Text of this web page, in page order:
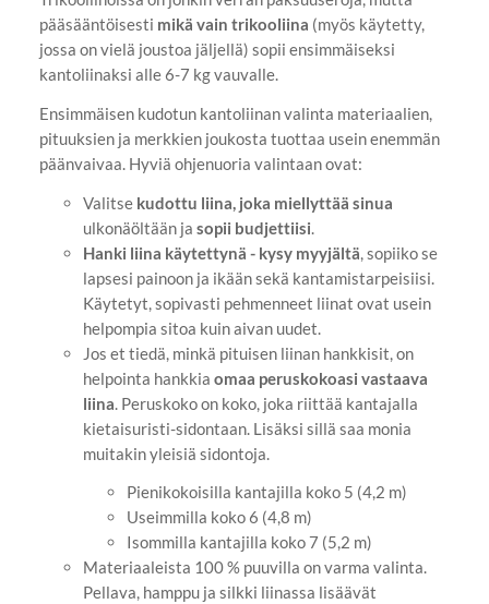
pääsääntöisesti mikä vain trikooliina (myös käytetty,
jossa on vielä joustoa jäljellä) sopii ensimmäiseksi
kantoliinaksi alle 6-7 kg vauvalle.
Ensimmäisen kudotun kantoliinan valinta materiaalien,
pituuksien ja merkkien joukosta tuottaa usein enemmän
päänvaivaa. Hyviä ohjenuoria valintaan ovat:
Valitse kudottu liina, joka miellyttää sinua
ulkonäöltään ja sopii budjettiisi
Hanki liina käytettynä - kysy myyjältä , sopiiko se
lapsesi painoon ja ikään sekä kantamistarpeisiisi.
Käytetyt, sopivasti pehmenneet liinat ovat usein
helpompia sitoa kuin aivan uudet.
Jos et tiedä, minkä pituisen liinan hankkisit, on
helpointa hankkia omaa peruskokoasi vastaava
liina . Peruskoko on koko, joka riittää kantajalla
kietaisuristi-sidontaan. Lisäksi sillä saa monia
muitakin yleisiä sidontoja.
Pienikokoisilla kantajilla koko 5 (4,2 m)
Useimmilla koko 6 (4,8 m)
Isommilla kantajilla koko 7 (5,2 m)
Materiaaleista 100 % puuvilla on varma valinta.
Pellava, hamppu ja silkki liinassa lisäävät